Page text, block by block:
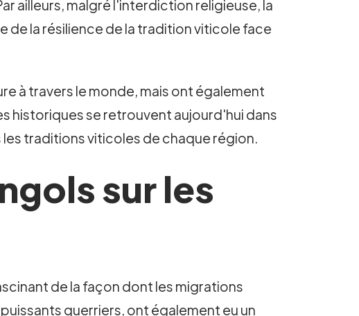
ailleurs, malgré l'interdiction religieuse, la
de la résilience de la tradition viticole face
à travers le monde, mais ont également
historiques se retrouvent aujourd'hui dans
traditions viticoles de chaque région.
sur les
de la façon dont les migrations
guerriers, ont également eu un